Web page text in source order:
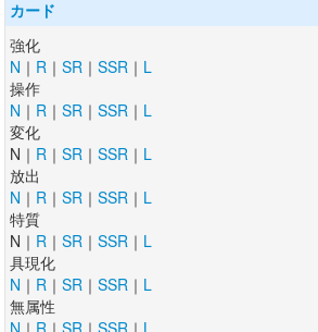
カード
強化
N ｜ R ｜ SR ｜ SSR ｜ L
操作
N ｜ R ｜ SR ｜ SSR ｜ L
変化
N｜ R ｜ SR ｜ SSR ｜ L
放出
N ｜ R ｜ SR ｜ SSR ｜ L
特質
N｜ R ｜ SR ｜ SSR ｜ L
具現化
N ｜ R ｜ SR ｜ SSR ｜ L
無属性